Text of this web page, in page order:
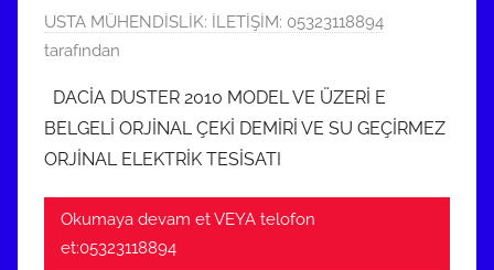
1
8
y
ı
s
USTA MÜHENDİSLİK: İLETİŞİM: 05323118894
tarafından
DACİA DUSTER 2010 MODEL VE ÜZERİ E
BELGELİ ORJİNAL ÇEKİ DEMİRİ VE SU GEÇİRMEZ
ORJİNAL ELEKTRİK TESİSATI
Okumaya devam et VEYA telofon
et:05323118894